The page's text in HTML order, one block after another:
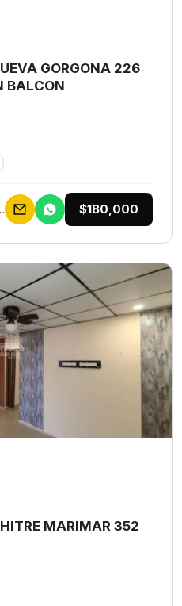
GORGONA 226
BALCON
Raices $180,000
MARIMAR 352